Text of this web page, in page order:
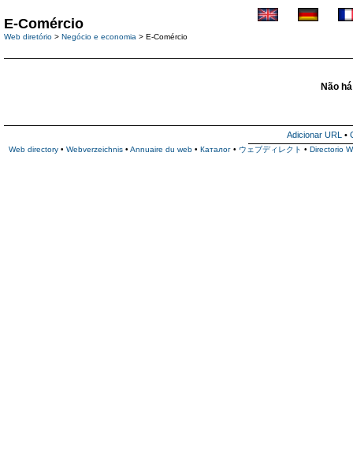
E-Comércio
Web diretório > Negócio e economia > E-Comércio
Não
Adicionar URL •
Web directory • Webverzeichnis • Annuaire du web • Каталог • ウェブディレクト • Directorio